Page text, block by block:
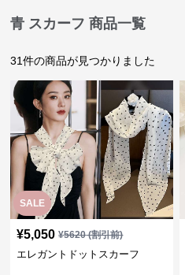
青 スカーフ 商品一覧
31件の商品が見つかりました
SALE
¥5,050 ¥5620(割引前)
エレガントドットスカーフ